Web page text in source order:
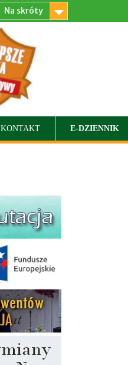
Na skróty
KONTAKT E-DZIENNIK